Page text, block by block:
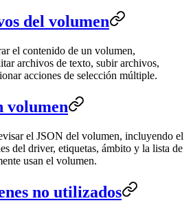
del volumen
el contenido de un volumen,
archivos de texto, subir archivos,
acciones de selección múltiple.
volumen
el JSON del volumen, incluyendo el
del driver, etiquetas, ámbito y la lista de
usan el volumen.
no utilizados